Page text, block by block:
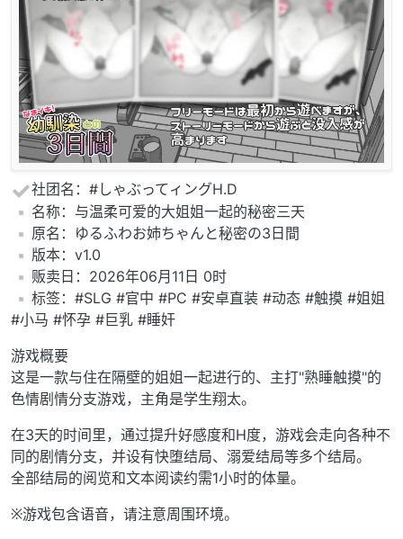
社团名：#しゃぶってィングH.D
️名称：与温柔可爱的大姐姐一起的秘密三天
️原名：ゆるふわお姉ちゃんと秘密の3日間
️版本：v1.0
️贩卖日：2026年06月11日 0时
️标签：#SLG #官中 #PC #安卓直装 #动态 #触摸 #姐姐
#小马 #怀孕 #巨乳 #睡奸
游戏概要
这是一款与住在隔壁的姐姐一起进行的、主打"熟睡触摸"的
色情剧情分支游戏，主角是学生翔太。
在3天的时间里，通过提升好感度和H度，游戏会走向各种不
同的剧情分支，并设有快堕结局、溺爱结局等多个结局。
全部结局的阅览和文本阅读约需1小时的体量。
※游戏包含语音，请注意周围环境。